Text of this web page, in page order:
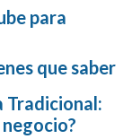
para
que saber
Tradicional: